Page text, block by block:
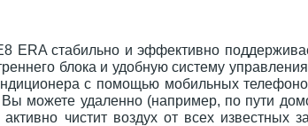
ERA стабильно и эффективно
блока и удобную систему
с помощью мобильных
можете удаленно (например, по пути
чистит воздух от всех известных